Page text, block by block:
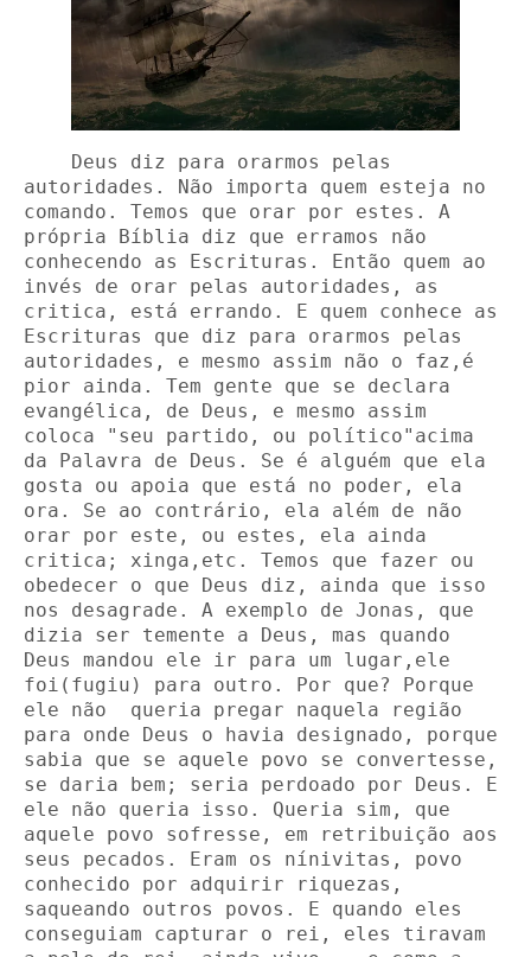
autoridades. Não importa quem esteja no
comando. Temos que orar por estes. A
própria Bíblia diz que erramos não
conhecendo as Escrituras. Então quem ao
invés de orar pelas autoridades, as
critica, está errando. E quem conhece as
Escrituras que diz para orarmos pelas
autoridades, e mesmo assim não o faz,é
pior ainda. Tem gente que se declara
evangélica, de Deus, e mesmo assim
coloca "seu partido, ou político"acima
da Palavra de Deus. Se é alguém que ela
gosta ou apoia que está no poder, ela
ora. Se ao contrário, ela além de não
orar por este, ou estes, ela ainda
critica; xinga,etc. Temos que fazer ou
obedecer o que Deus diz, ainda que isso
nos desagrade. A exemplo de Jonas, que
dizia ser temente a Deus, mas quando
Deus mandou ele ir para um lugar,ele
foi(fugiu) para outro. Por que? Porque
ele não  queria pregar naquela região
para onde Deus o havia designado, porque
sabia que se aquele povo se convertesse,
se daria bem; seria perdoado por Deus. E
ele não queria isso. Queria sim, que
aquele povo sofresse, em retribuição aos
seus pecados. Eram os nínivitas, povo
conhecido por adquirir riquezas,
saqueando outros povos. E quando eles
conseguiam capturar o rei, eles tiravam